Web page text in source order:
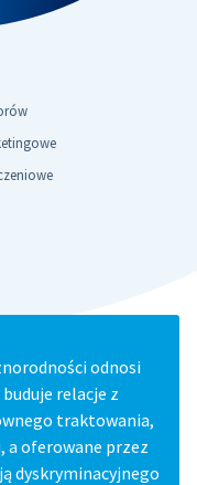
odnosi
relacje z
traktowania,
a oferowane przez
dyskryminacyjnego